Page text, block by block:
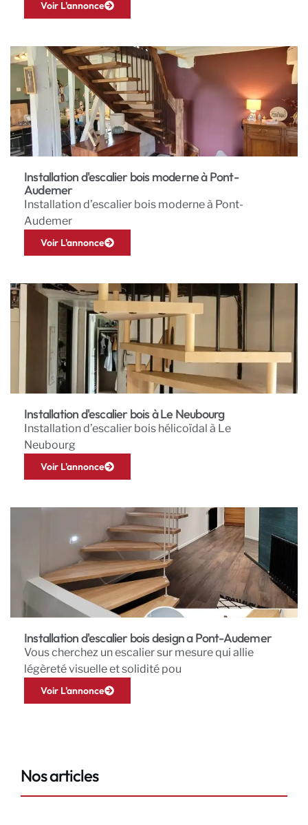
Voir L'annonce
Installation d'escalier bois moderne à Pont-
Audemer
Installation d’escalier bois moderne à Pont-
Audemer
Voir L'annonce
Installation d'escalier bois à Le Neubourg
Installation d’escalier bois hélicoïdal à Le
Neubourg
Voir L'annonce
Installation d'escalier bois design a Pont-Audemer
Vous cherchez un escalier sur mesure qui allie
légèreté visuelle et solidité pou
Voir L'annonce
Nos articles